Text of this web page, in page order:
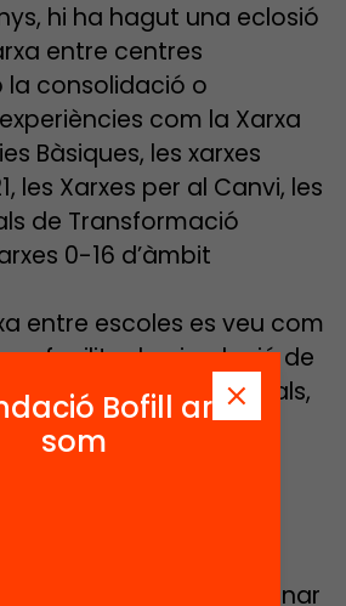
hi ha hagut una eclosió
entre centres
la consolidació o
com la Xarxa
Bàsiques, les xarxes
les Xarxes per al Canvi, les
de Transformació
0-16 d’àmbit
entre escoles es veu com
facilitar la circulació de
entre iguals,
a situacions
nous reptes o
amb les
Alhora, les xarxes
com una via per a la
que ajudi a donar
Bofill ara
som